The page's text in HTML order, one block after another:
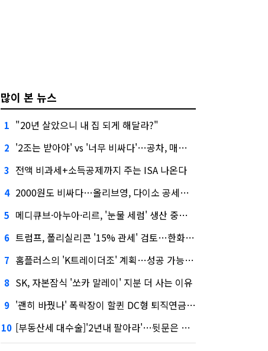
많이 본 뉴스
1 "20년 살았으니 내 집 되게 해달라?"
2 '2조는 받아야' vs '너무 비싸다'…공차, 매각 성공할까
3 전액 비과세+소득공제까지 주는 ISA 나온다
4 2000원도 비싸다…올리브영, 다이소 공세에 '가성비'로 맞불
5 메디큐브·아누아·리르, '눈물 세럼' 생산 중단한다
6 트럼프, 폴리실리콘 '15% 관세' 검토…한화큐셀·OCI 영향은?
7 홈플러스의 'K트레이더조' 계획…성공 가능성은 '글쎄'
8 SK, 자본잠식 '쏘카 말레이' 지분 더 사는 이유
9 '괜히 바꿨나' 폭락장이 할퀸 DC형 퇴직연금…전문가 조언은
10 [부동산세 대수술]'2년내 팔아라'…뒷문은 열었다